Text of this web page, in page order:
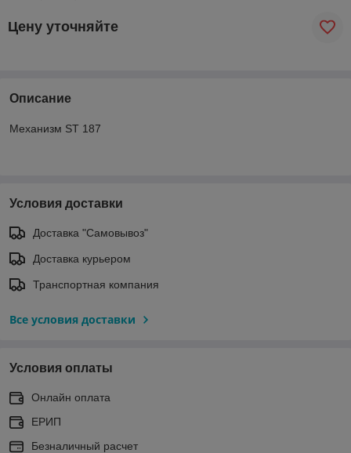
Цену уточняйте
Описание
Механизм ST 187
Условия доставки
Доставка "Самовывоз"
Доставка курьером
Транспортная компания
Все условия доставки
Условия оплаты
Онлайн оплата
ЕРИП
Безналичный расчет